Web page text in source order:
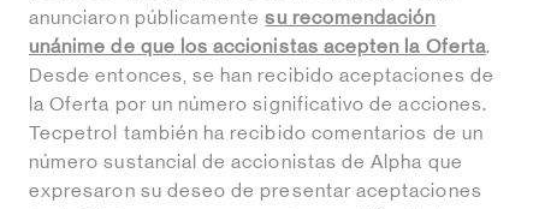
anunciaron públicamentesu recomendación
unánime de que los accionistas acepten la Oferta.
Desde entonces, se han recibido aceptaciones de
la Oferta por un número significativo de acciones.
Tecpetrol también ha recibido comentarios de un
número sustancial de accionistas de Alpha que
expresaron su deseo de presentar aceptaciones